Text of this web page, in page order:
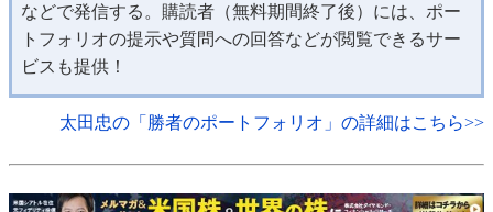
などで発信する。購読者（無料期間終了後）には、ポー
トフォリオの提示や質問への回答などが閲覧できるサー
ビスも提供！
太田忠の「勝者のポートフォリオ」の詳細はこちら>>